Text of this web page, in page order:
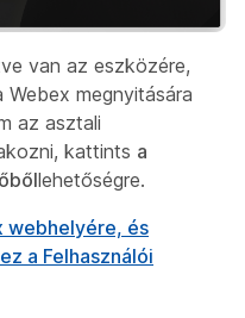
van az eszközére,
Webex megnyitására
az asztali
kattints a
lehetőségre.
webhelyére, és
a Felhasználói